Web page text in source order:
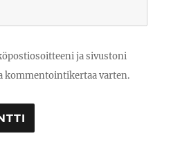
ja sivustoni
kommentointikertaa varten.